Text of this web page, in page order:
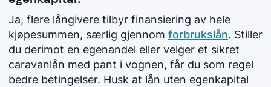
Ja, flere långivere tilbyr finansiering av hele
kjøpesummen, særlig gjennom forbrukslån. Stiller
du derimot en egenandel eller velger et sikret
caravanlån med pant i vognen, får du som regel
bedre betingelser. Husk at lån uten egenkapital